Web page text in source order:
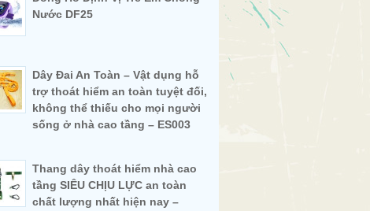
Nước DF25
Dây Đai An Toàn – Vật dụng hỗ
trợ thoát hiểm an toàn tuyệt đối,
không thể thiếu cho mọi người
sống ở nhà cao tầng – ES003
Thang dây thoát hiểm nhà cao
tầng SIÊU CHỊU LỰC an toàn
chất lượng nhất hiện nay –